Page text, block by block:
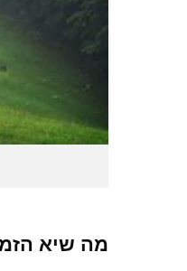
מה שיא